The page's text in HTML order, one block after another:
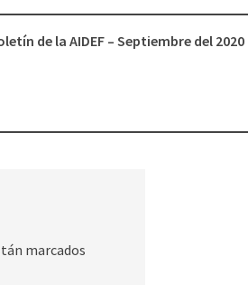
de la AIDEF – Septiembre del 2020
marcados